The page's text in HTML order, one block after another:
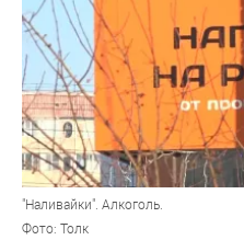
"Наливайки". Алкоголь.
Фото: Толк